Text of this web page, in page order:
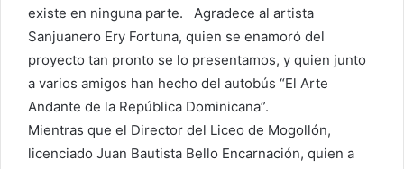
existe en ninguna parte. Agradece al artista
Sanjuanero Ery Fortuna, quien se enamoró del
proyecto tan pronto se lo presentamos, y quien junto
a varios amigos han hecho del autobús “El Arte
Andante de la República Dominicana”.
Mientras que el Director del Liceo de Mogollón,
licenciado Juan Bautista Bello Encarnación, quien a